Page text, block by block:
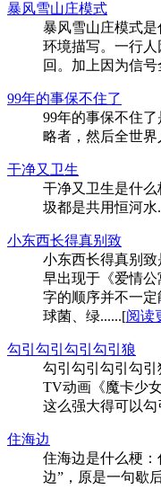
暴风雪山庄模式
暴风雪山庄模式
环境描写。一行
回。加上因为信
99年的事保不住了
99年的事保不住
略者，然后全世
干净又卫生
干净又卫生是什
圾都是共用恒河水
小东西长得真别致
小东西长得真别
早出现于《爱情
字的顺序并不一
球菌、绿......[阅读
勾引勾引勾引勾引狼
勾引勾引勾引勾引
TV动画《魔卡少
这么强大得可以
住海边
住海边是什么梗
边”，原是一句歇